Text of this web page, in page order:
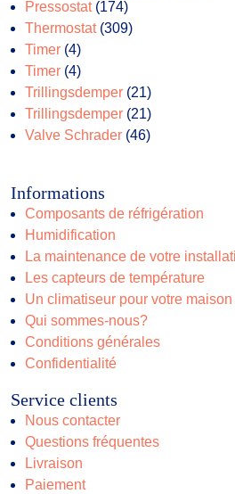
Pressostat 174174
produits
Thermostat 309309
Timer 44
produits
Timer 44
produits
Trillingsdemper 2121
produits
Trillingsdemper 2121
produits
Valve Schrader 4646
Informations
Composants de réfrigération
Humidification
La maintenance de votre
Les capteurs de température
Un climatiseur pour votre maison
Qui sommes-nous?
Conditions générales
Confidentialité
Service clients
Nous contacter
Questions fréquentes
Livraison
Paiement